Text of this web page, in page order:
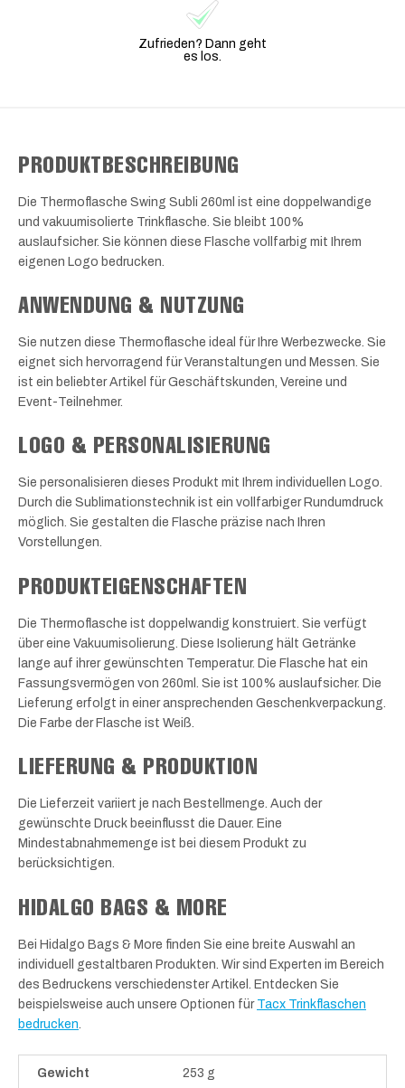
Zufrieden? Dann geht
es los.
PRODUKTBESCHREIBUNG
Die Thermoflasche Swing Subli 260ml ist eine doppelwandige
und vakuumisolierte Trinkflasche. Sie bleibt 100%
auslaufsicher. Sie können diese Flasche vollfarbig mit Ihrem
eigenen Logo bedrucken.
ANWENDUNG & NUTZUNG
Sie nutzen diese Thermoflasche ideal für Ihre Werbezwecke. Sie
eignet sich hervorragend für Veranstaltungen und Messen. Sie
ist ein beliebter Artikel für Geschäftskunden, Vereine und
Event-Teilnehmer.
LOGO & PERSONALISIERUNG
Sie personalisieren dieses Produkt mit Ihrem individuellen Logo.
Durch die Sublimationstechnik ist ein vollfarbiger Rundumdruck
möglich. Sie gestalten die Flasche präzise nach Ihren
Vorstellungen.
PRODUKTEIGENSCHAFTEN
Die Thermoflasche ist doppelwandig konstruiert. Sie verfügt
über eine Vakuumisolierung. Diese Isolierung hält Getränke
lange auf ihrer gewünschten Temperatur. Die Flasche hat ein
Fassungsvermögen von 260ml. Sie ist 100% auslaufsicher. Die
Lieferung erfolgt in einer ansprechenden Geschenkverpackung.
Die Farbe der Flasche ist Weiß.
LIEFERUNG & PRODUKTION
Die Lieferzeit variiert je nach Bestellmenge. Auch der
gewünschte Druck beeinflusst die Dauer. Eine
Mindestabnahmemenge ist bei diesem Produkt zu
berücksichtigen.
HIDALGO BAGS & MORE
Bei Hidalgo Bags & More finden Sie eine breite Auswahl an
individuell gestaltbaren Produkten. Wir sind Experten im Bereich
des Bedruckens verschiedenster Artikel. Entdecken Sie
beispielsweise auch unsere Optionen für Tacx Trinkflaschen
bedrucken
Gewicht 253 g